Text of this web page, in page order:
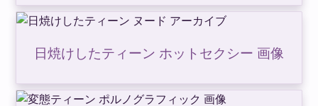
日焼けしたティーン ホットセクシー 画像